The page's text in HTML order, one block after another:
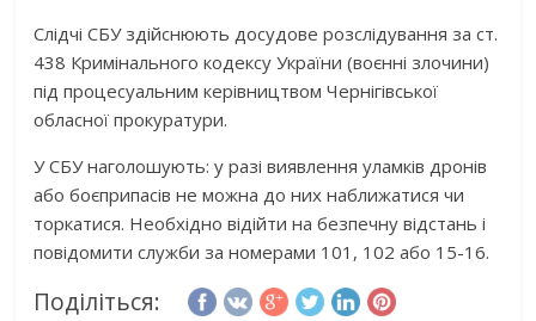
Слідчі СБУ здійснюють досудове розслідування за ст.
438 Кримінального кодексу України (воєнні злочини)
під процесуальним керівництвом Чернігівської
обласної прокуратури.
У СБУ наголошують: у разі виявлення уламків дронів
або боєприпасів не можна до них наближатися чи
торкатися. Необхідно відійти на безпечну відстань і
повідомити служби за номерами 101, 102 або 15-16.
Поділіться: